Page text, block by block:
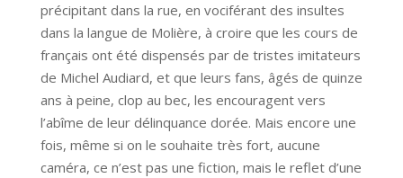
précipitant dans la rue, en vociférant des insultes
dans la langue de Molière, à croire que les cours de
français ont été dispensés par de tristes imitateurs
de Michel Audiard, et que leurs fans, âgés de quinze
ans à peine, clop au bec, les encouragent vers
l’abîme de leur délinquance dorée. Mais encore une
fois, même si on le souhaite très fort, aucune
caméra, ce n’est pas une fiction, mais le reflet d’une